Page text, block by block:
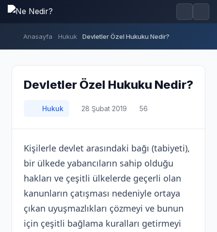
Anasayfa Hukuk Devletler Özel Hukuku Nedir?
Devletler Özel Hukuku Nedir?
Hukuk 28 Şubat 2019 56
Kişilerle devlet arasındaki bağı (tabiyeti),
bir ülkede yabancıların sahip olduğu
hakları ve çeşitli ülkelerde geçerli olan
kanunların çatışması nedeniyle ortaya
çıkan uyuşmazlıkları çözmeyi ve bunun
için çeşitli bağlama kuralları getirmeyi